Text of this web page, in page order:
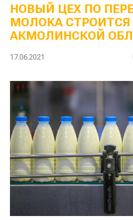
НОВЫЙ ЦЕХ ПО
МОЛОКА СТРОИТСЯ
АКМОЛИНСКОЙ
17.06.2021